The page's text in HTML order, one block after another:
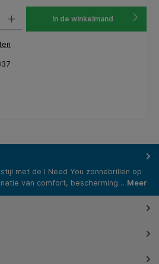
In de winkelmand
met de I Need You zonnebrillen op
van comfort, bescherming… Meer